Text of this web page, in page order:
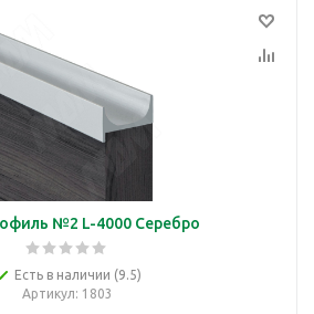
№2 L-4000 Серебро
Есть в наличии (9.5)
Артикул: 1803